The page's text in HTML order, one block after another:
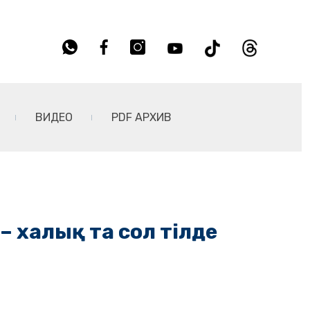
ВИДЕО PDF АРХИВ
халық та сол тілде